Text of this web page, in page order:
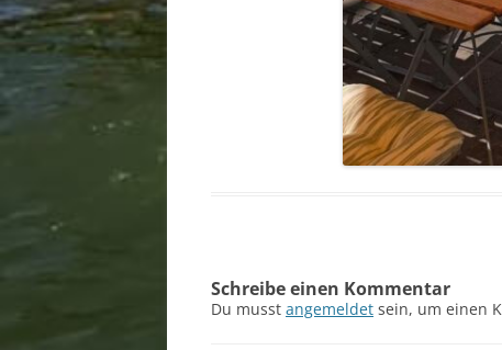
Schreibe einen Kommentar
Du musst angemeldet sein, um einen